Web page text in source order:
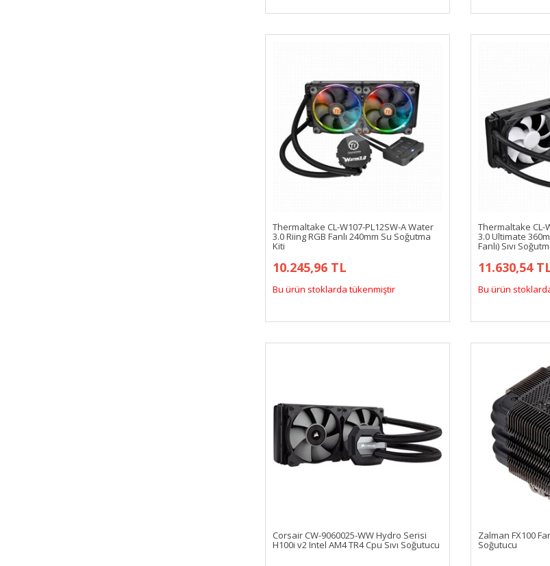
Thermaltake CL-W107-PL12SW-A Water
3.0 Riing RGB Fanlı 240mm Su Soğutma
Kiti
10.245,96 TL
Bu ürün stoklarda tükenmiştir
Thermaltake CL-
3.0 Ultimate
Fanlı) Sıvı
11.630,54
Bu ürün
Corsair CW-9060025-WW Hydro Serisi
H100i v2 Intel AM4 TR4 Cpu Sıvı Soğutucu
Zalman FX100
Soğutucu